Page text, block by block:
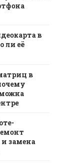
в
ли её
в
и замена